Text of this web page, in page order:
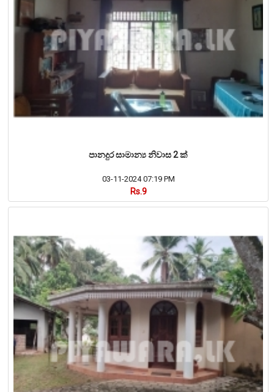
පානදුර සාමාන්‍ය නිවාස 2 ක්
03-11-2024 07:19 PM
Rs.9